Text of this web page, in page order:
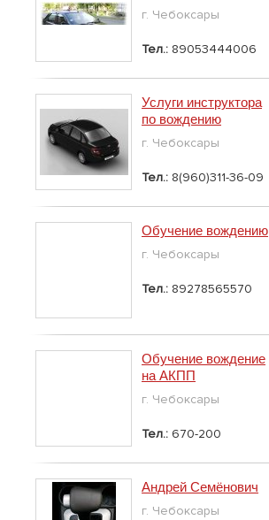
г. Чебоксары
Тел.: 89053444006
Услуги инструктора
по вождению
г. Чебоксары
Тел.: 8(960)311-36-09
Обучение вождению
г. Чебоксары
Тел.: 89278565570
Обучение вождение
на АКПП
г. Чебоксары
Тел.: 670-200
Андрей Семёнович
г. Чебоксары